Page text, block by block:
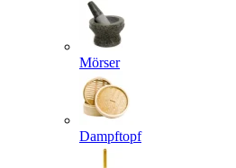
Mörser
Dampftopf